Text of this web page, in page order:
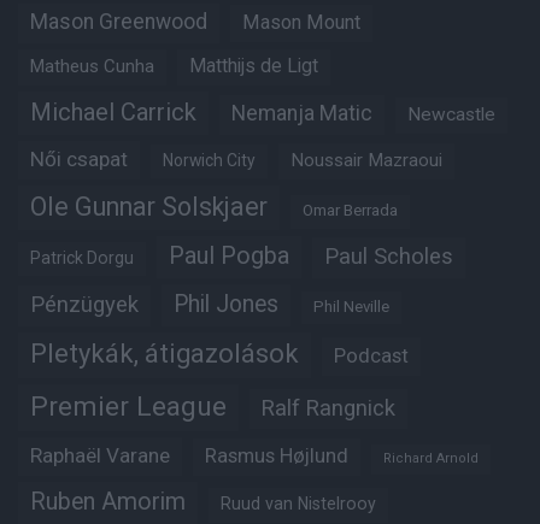
Mason Greenwood Mason Mount
Matheus Cunha Matthijs de Ligt
Michael Carrick Nemanja Matic Newcastle
Női csapat Norwich City Noussair Mazraoui
Ole Gunnar Solskjaer Omar Berrada
Patrick Dorgu Paul Pogba Paul Scholes
Pénzügyek Phil Jones Phil Neville
Pletykák, átigazolások Podcast
Premier League Ralf Rangnick
Raphaël Varane Rasmus Højlund Richard Arnold
Ruben Amorim Ruud van Nistelrooy